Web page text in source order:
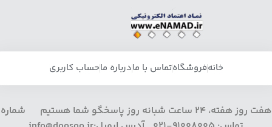
خانهفروشگاهتماس با مادرباره ماحساب کاربری
هفت روز هفته، 24 ساعت شبانه روز پاسخگو شما هستیم شماره